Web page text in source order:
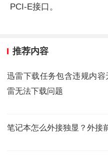
PCI-E接口。
推荐内容
迅雷下载任务包含违规内
雷无法下载问题
笔记本怎么外接独显？外接